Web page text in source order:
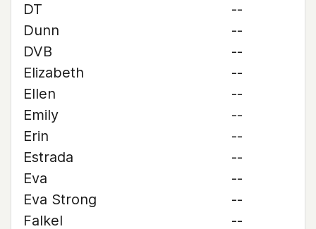
DT
--
Dunn
--
DVB
--
Elizabeth
--
Ellen
--
Emily
--
Erin
--
Estrada
--
Eva
--
Eva Strong
--
Falkel
--